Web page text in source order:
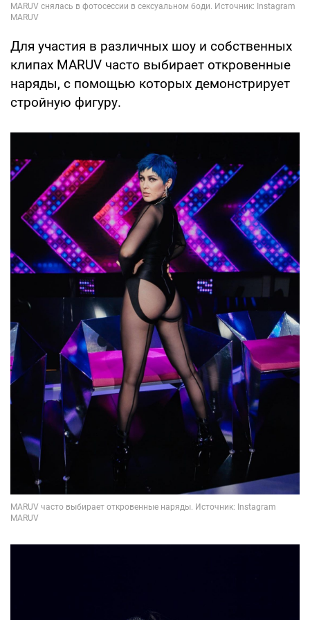
Для участия в различных шоу и собственных
клипах MARUV часто выбирает откровенные
наряды, с помощью которых демонстрирует
стройную фигуру.